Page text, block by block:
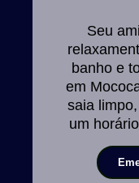
Seu
banho e
em
saia
um